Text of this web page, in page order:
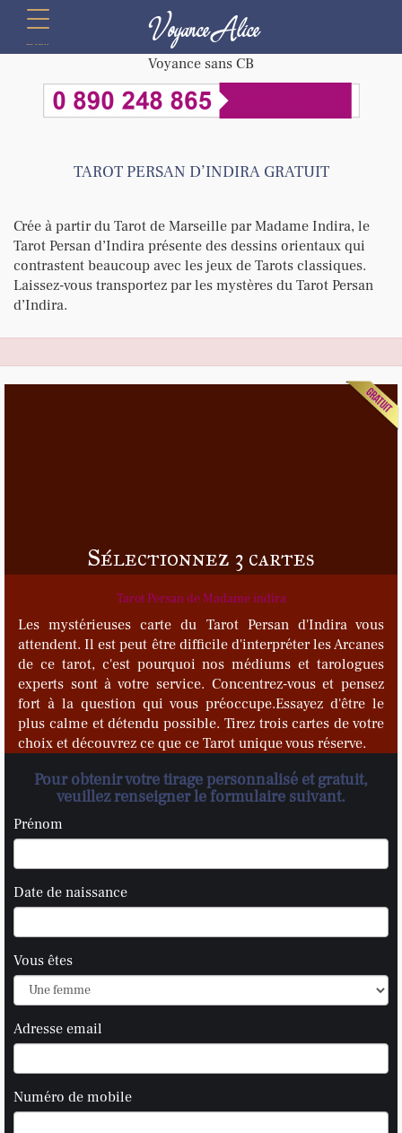
Voyance Alice
Voyance sans CB
TAROT PERSAN D’INDIRA GRATUIT
Crée à partir du Tarot de Marseille par Madame Indira, le
Tarot Persan d’Indira présente des dessins orientaux qui
contrastent beaucoup avec les jeux de Tarots classiques.
Laissez-vous transportez par les mystères du Tarot Persan
d’Indira.
Sélectionnez 3 cartes
Tarot Persan de Madame indira
Les mystérieuses carte du Tarot Persan d'Indira vous
attendent. Il est peut être difficile d'interpréter les Arcanes
de ce tarot, c'est pourquoi nos médiums et tarologues
experts sont à votre service. Concentrez-vous et pensez
fort à la question qui vous préoccupe.Essayez d'être le
plus calme et détendu possible. Tirez trois cartes de votre
choix et découvrez ce que ce Tarot unique vous réserve.
Pour obtenir votre tirage personnalisé et gratuit,
veuillez renseigner le formulaire suivant.
Prénom
Date de naissance
Vous êtes
Adresse email
Numéro de mobile
menu